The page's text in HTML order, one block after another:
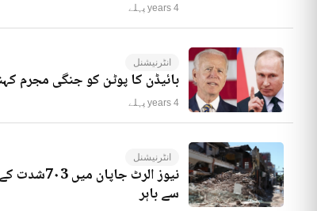
4 years پہلے
انٹرنیشنل
بائیڈن کا پوٹن کو جنگی مجرم
4 years پہلے
انٹرنیشنل
نیوز
سے باہر